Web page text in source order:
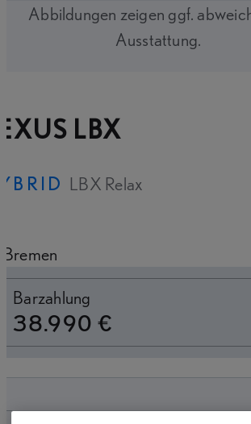
Abbildungen zeigen ggf.
Ausstattung.
LBX
LBX Relax
Bremen
Barzahlung
38.990 €